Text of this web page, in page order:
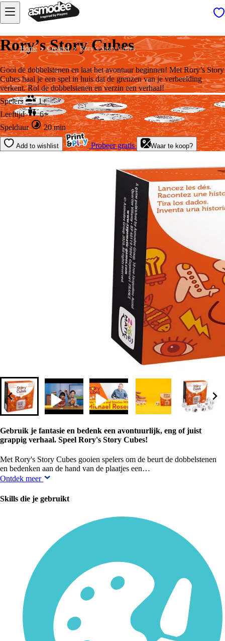
Home Creatief Rory’s Story Cubes
Rory’s Story Cubes
Gooi de dobbelstenen en laat het avontuur beginnen! Met Rory’s Story
Cubes haal je een spel in huis dat de grenzen van je verbeelding
verkent. Rol de dobbelstenen en verzin een verhaal!
Spelers
1+
Leeftijd
6+
Spelduur
20 min
Add to wishlist Probeer gratis Waar te koop?
Gebruik je fantasie en bedenk een avontuurlijk, eng of juist
grappig verhaal. Speel Rory's Story Cubes!
Met Rory's Story Cubes gooien spelers om de beurt de dobbelstenen
en bedenken aan de hand van de plaatjes een…
Ontdek meer
Skills die je gebruikt